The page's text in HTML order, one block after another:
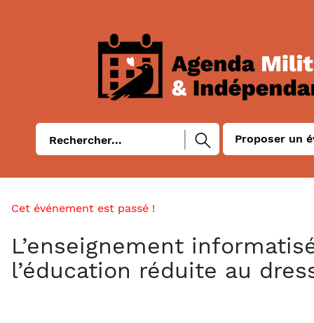
Proposer un
Cet événement est passé !
L’enseignement
l’éducation réduite au